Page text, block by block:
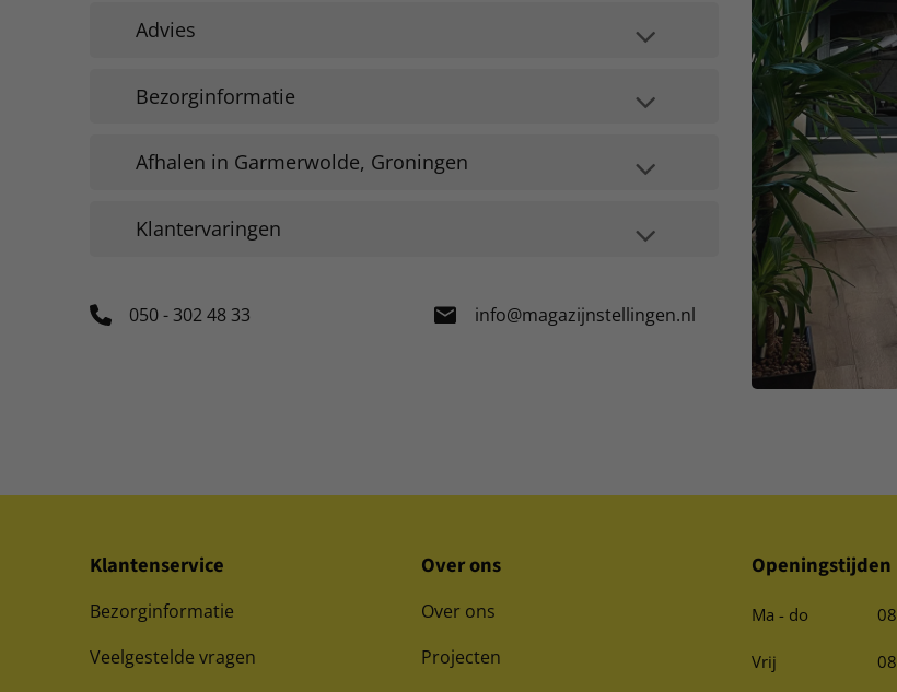
Advies
Bezorginformatie
Afhalen in Garmerwolde, Groningen
Klantervaringen
050 - 302 48 33 info@magazijnstellingen.nl
Klantenservice
Bezorginformatie
Veelgestelde vragen
Over ons
Over ons
Projecten
Openingstijden
Ma - do
Vrij